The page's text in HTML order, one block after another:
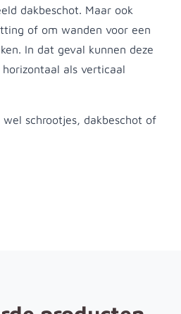
dakbeschot. Maar ook
of om wanden voor een
In dat geval kunnen deze
als verticaal
schrootjes, dakbeschot of